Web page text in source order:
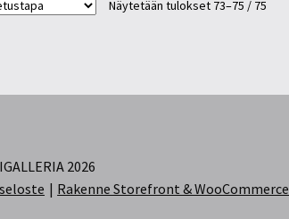
Näytetään tulokset 73–75 / 75
2026
Rakenne Storefront & WooCommerce